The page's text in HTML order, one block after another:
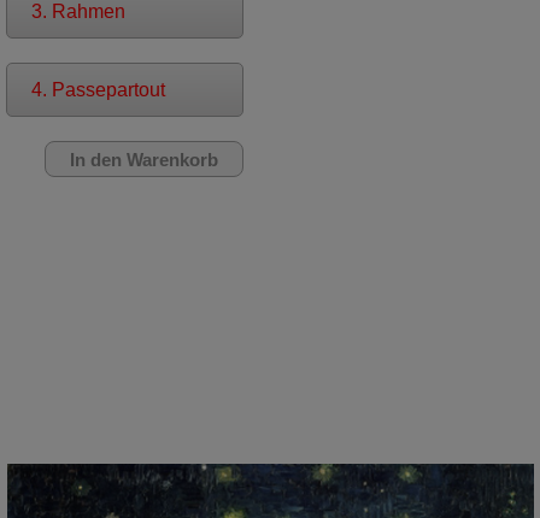
3. Rahmen
4. Passepartout